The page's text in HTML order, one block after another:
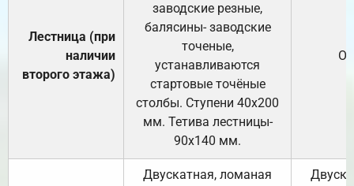
Лестница (при
наличии
второго этажа)
заводские резные,
балясины- заводские
точеные,
устанавливаются
стартовые точёные
столбы. Ступени 40х200
мм. Тетива лестницы-
90х140 мм.
Двускатная, ломаная